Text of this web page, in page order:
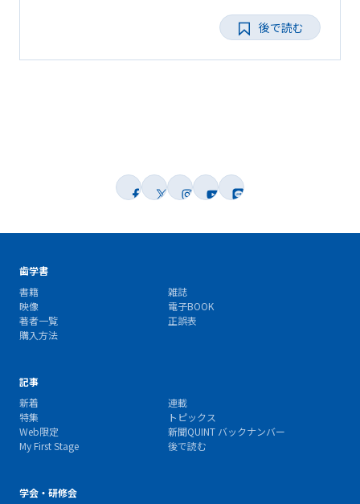
後で読む
歯学書
書籍
雑誌
映像
電子BOOK
著者一覧
正誤表
購入方法
記事
新着
連載
特集
トピックス
Web限定
新聞QUINT バックナンバー
My First Stage
後で読む
学会・研修会